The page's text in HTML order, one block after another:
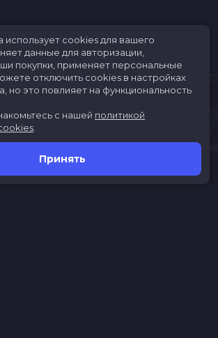
использует cookies для вашего
данные для авторизации,
покупки, применяет персональные
отключить cookies в настройках
но это повлияет на функциональность
с нашей политикой
Принять